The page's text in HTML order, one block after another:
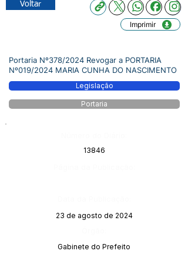
Voltar
Imprimir
Portaria Nº378/2024 Revogar a PORTARIA
Nº019/2024 MARIA CUNHA DO NASCIMENTO
Legislação
Portaria
13846
23 de agosto de 2024
Gabinete do Prefeito